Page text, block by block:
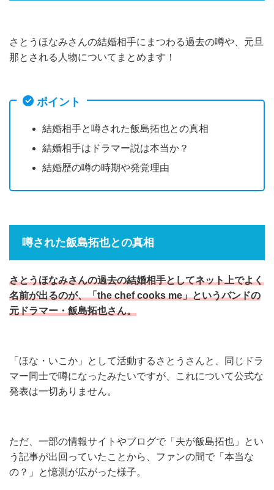
さとうほなみさんの結婚相手にまつわる過去の噂や、元旦
那とされる人物についてまとめます！
ポイント
結婚相手と噂された飯島拓也との真相
結婚相手はドラマー説は本当か？
結婚歴の噂の時期や発覚理由
噂された飯島拓也との真相
さとうほなみさんの過去の結婚相手としてネット上でよく
名前が出るのが、「the chef cooks me」というバンドの
元ドラマー・飯島拓也さん。
「ほな・いこか」として活動するさとうさんと、同じドラ
マー同士で噂になったみたいですが、これについて公式な
発表は一切ありません。
ただ、一部の情報サイトやブログで「夫が飯島拓也」とい
う記事が出回っていたことから、ファンの間で「本当な
の？」と憶測が広がった様子。